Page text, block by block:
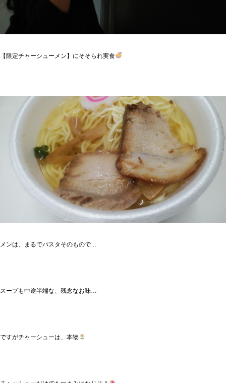
【限定チャーシューメン】にそそられ実食
メンは、まるでパスタそのもので…
スープも中途半端な、残念なお味…
ですがチャーシューは、本物